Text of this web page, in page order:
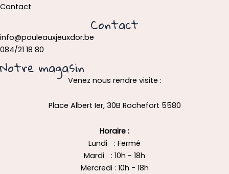
Contact
Contact
info@pouleauxjeuxdor.be
084/21 18 80
Notre magasin
Venez nous rendre visite :
Place Albert Ier, 30B Rochefort 5580
Horaire :
Lundi : Fermé
Mardi : 10h - 18h
Mercredi : 10h - 18h